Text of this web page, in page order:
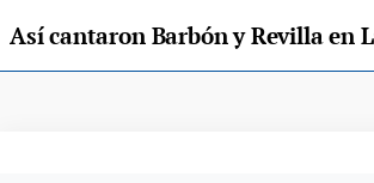
Así cantaron Barbón y Revilla en